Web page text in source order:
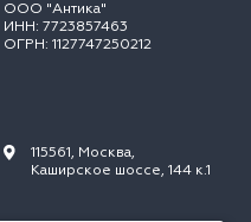
ООО "Антика"
ИНН: 7723857463
ОГРН: 1127747250212
115561, Москва,
Каширское шоссе, 144 к.1